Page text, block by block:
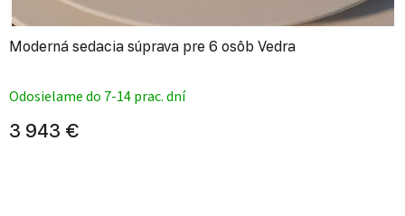
Moderná sedacia súprava pre 6 osôb Vedra
Odosielame do 7-14 prac. dní
3 943 €